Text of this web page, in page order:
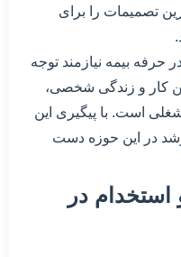
تصمیمات را برای
بیمه نیازمند توجه
کار و زندگی شخصی،
است. با پیگیری این
رشد در این حوزه دست
در